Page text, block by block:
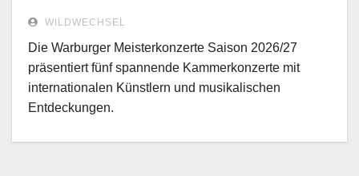
Kurator Peter Ernst
WILDWECHSEL
Die Warburger Meisterkonzerte Saison 2026/27
präsentiert fünf spannende Kammerkonzerte mit
internationalen Künstlern und musikalischen
Entdeckungen.